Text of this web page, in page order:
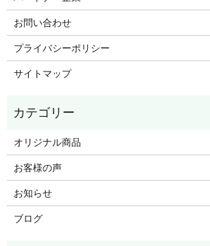
お問い合わせ
プライバシーポリシー
サイトマップ
オリジナル商品
お客様の声
お知らせ
ブログ